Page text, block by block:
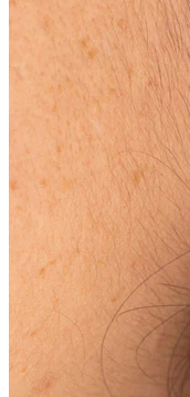
Stretching
14K gullsmykker